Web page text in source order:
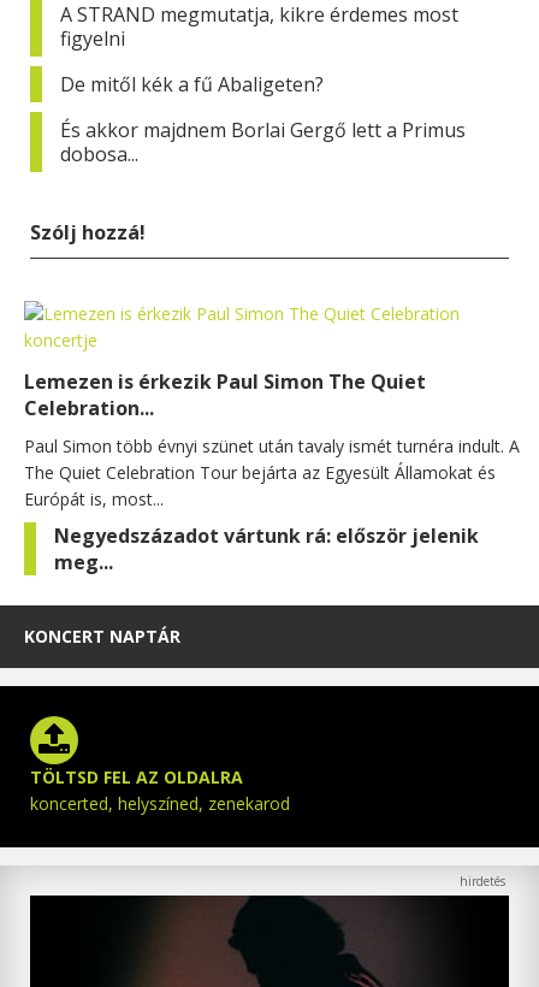
A STRAND megmutatja, kikre érdemes most
figyelni
De mitől kék a fű Abaligeten?
És akkor majdnem Borlai Gergő lett a Primus
dobosa...
Szólj hozzá!
Lemezen is érkezik Paul Simon The Quiet
Celebration...
Paul Simon több évnyi szünet után tavaly ismét turnéra indult. A
The Quiet Celebration Tour bejárta az Egyesült Államokat és
Európát is, most...
Negyedszázadot vártunk rá: először jelenik
meg...
KONCERT NAPTÁR
TÖLTSD FEL AZ OLDALRA
koncerted, helyszíned, zenekarod